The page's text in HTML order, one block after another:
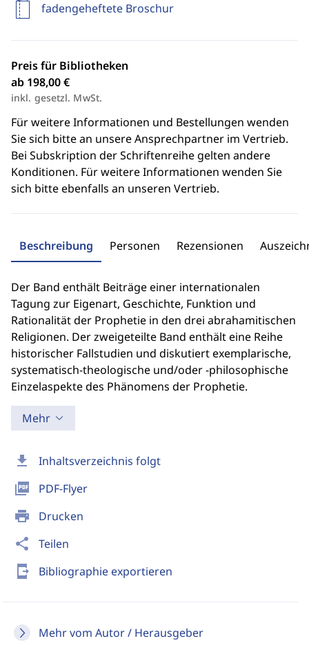
download Inhaltsverzeichnis folgt
picture_as_pdf PDF-Flyer
print Drucken
share Teilen
send_to_mobile Bibliographie exportieren
Mehr vom Autor / Herausgeber
fadengeheftete Broschur
Preis für Bibliotheken
ab 198,00 €
inkl. gesetzl. MwSt.
Für weitere Informationen und Bestellungen wenden
Sie sich bitte an unsere Ansprechpartner im Vertrieb.
Bei Subskription der Schriftenreihe gelten andere
Konditionen. Für weitere Informationen wenden Sie
sich bitte ebenfalls an unseren Vertrieb.
Beschreibung Personen Rezensionen
Der Band enthält Beiträge einer internationalen
Tagung zur Eigenart, Geschichte, Funktion und
Rationalität der Prophetie in den drei abrahamitischen
Religionen. Der zweigeteilte Band enthält eine Reihe
historischer Fallstudien und diskutiert exemplarische,
systematisch-theologische und/oder -philosophische
Einzelaspekte des Phänomens der Prophetie.
Mehr